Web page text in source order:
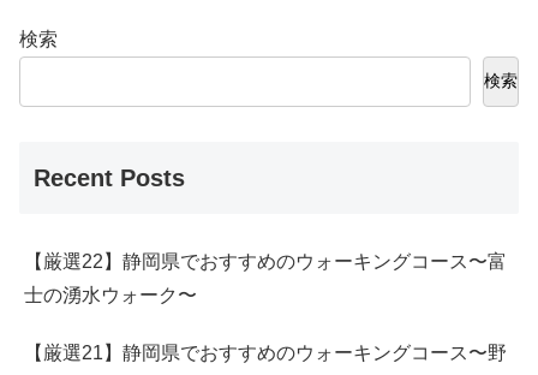
検索
検索
Recent Posts
【厳選22】静岡県でおすすめのウォーキングコース〜富
士の湧水ウォーク〜
【厳選21】静岡県でおすすめのウォーキングコース〜野